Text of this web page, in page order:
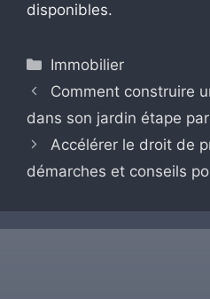
disponibles.
Catégories
Immobilier
Comment construire
dans son jardin étape
Accélérer le droit de
démarches et conseils